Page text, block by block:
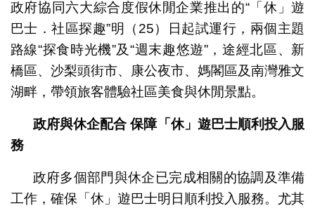
政府協同六大綜合度假休閒企業推出的“「休」遊
巴士．社區探趣”明（25）日起試運行，兩個主題
路線“探食時光機”及“週末趣悠遊”，途經北區、新
橋區、沙梨頭街市、康公夜市、媽閣區及南灣雅文
湖畔，帶領旅客體驗社區美食與休閒景點。
政府與休企配合 保障「休」遊巴士順利投入服
務
政府多個部門與休企已完成相關的協調及準備
工作，確保「休」遊巴士明日順利投入服務。尤其